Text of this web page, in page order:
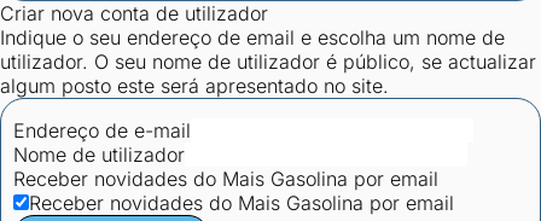
Criar nova conta de utilizador
Indique o seu endereço de email e escolha um nome de
utilizador. O seu nome de utilizador é público, se actualizar
algum posto este será apresentado no site.
Endereço de e-mail
Nome de utilizador
Receber novidades do Mais Gasolina por email
Receber novidades do Mais Gasolina por email